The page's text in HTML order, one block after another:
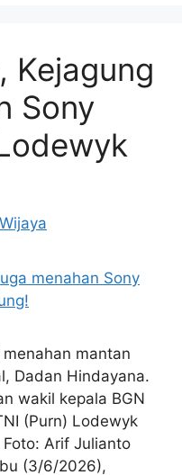
Kejagung
Sony
mantan
Dadan Hindayana.
wakil kepala BGN
(Purn) Lodewyk
Arif Julianto
(3/6/2026),